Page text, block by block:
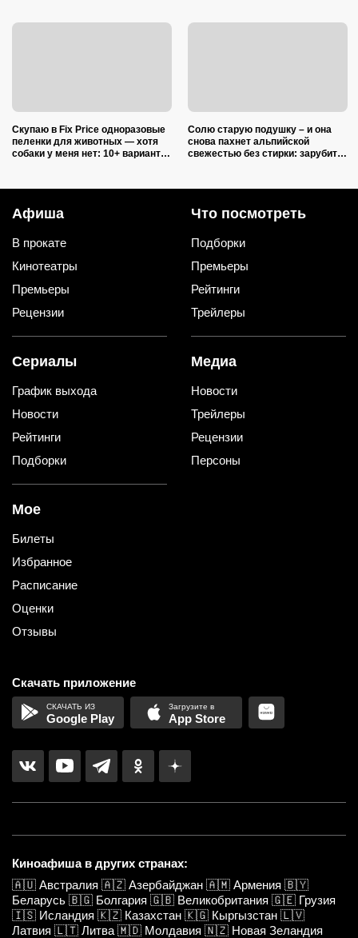
Скупаю в Fix Price одноразовые
пеленки для животных — хотя
собаки у меня нет: 10+ вариантов
Солю старую подушку – и она
снова пахнет альпийской
свежестью без стирки: зарубите
Афиша
В прокате
Кинотеатры
Премьеры
Рецензии
Что посмотреть
Подборки
Премьеры
Рейтинги
Трейлеры
Сериалы
График выхода
Новости
Рейтинги
Подборки
Медиа
Новости
Трейлеры
Рецензии
Персоны
Мое
Билеты
Избранное
Расписание
Оценки
Отзывы
Скачать приложение
Google Play App Store
Киноафиша в других странах:
🇦🇺 Австралия 🇦🇿 Азербайджан 🇦🇲 Армения 🇧🇾
Беларусь 🇧🇬 Болгария 🇬🇧 Великобритания 🇬🇪 Грузия
🇮🇸 Исландия 🇰🇿 Казахстан 🇰🇬 Кыргызстан 🇱🇻
Латвия 🇱🇹 Литва 🇲🇩 Молдавия 🇳🇿 Новая Зеландия